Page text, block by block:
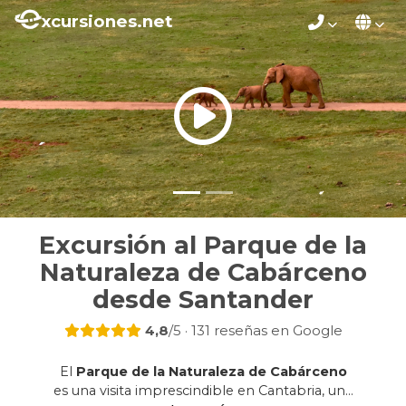
xcursiones.net
Excursión al Parque de la
Naturaleza de Cabárceno
desde Santander
4,8/5 · 131 reseñas en Google
El Parque de la Naturaleza de Cabárceno
es una visita imprescindible en Cantabria, una